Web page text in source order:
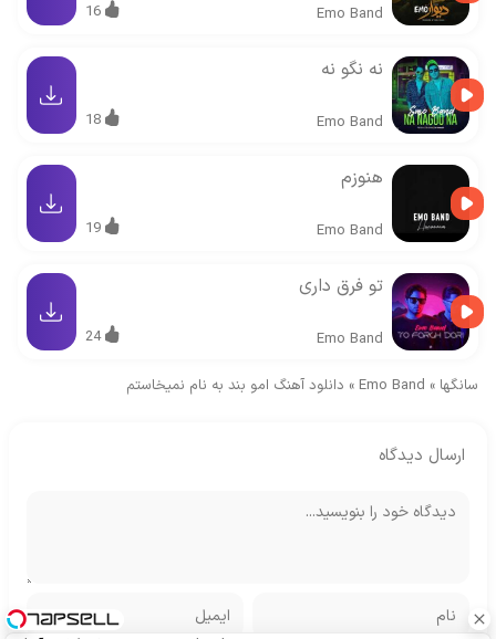
Emo Band
16
نه نگو نه
Emo Band
18
هنوزم
Emo Band
19
تو فرق داری
Emo Band
24
سانگها »
Emo Band
» دانلود آهنگ امو بند به نام نمیخاستم
ارسال دیدگاه